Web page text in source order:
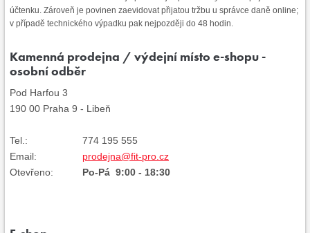
účtenku. Zároveň je povinen zaevidovat přijatou tržbu u správce daně online;
v případě technického výpadku pak nejpozději do 48 hodin.
Kamenná prodejna / výdejní místo e-shopu -
osobní odběr
Pod Harfou 3
190 00 Praha 9 - Libeň
Tel.:
774 195 555
Email:
prodejna@fit-pro.cz
Otevřeno:
Po-Pá 9:00 - 18:30